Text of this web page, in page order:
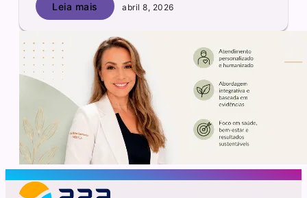
Leia mais abril 8, 2026